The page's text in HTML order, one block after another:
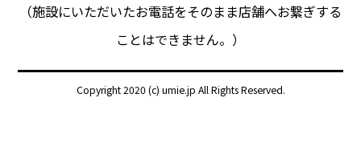
（施設にいただいたお電話をそのまま店舗へお繋ぎする
ことはできません。）
Copyright 2020 (c) umie.jp All Rights Reserved.